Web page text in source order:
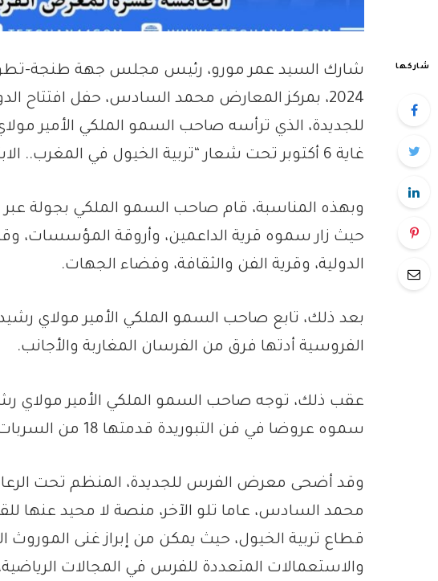
شاركها
2024، بمركز المعارض محمد السادس، حفل
للجديدة، الذي ترأسه صاحب السمو الملكي الأمير
غاية 6 أكتوبر تحت شعار “تربية الخيول في المغرب.. الابتكار والتحدي”
وبهذه المناسبة، قام صاحب السمو الملكي بجولة
حيث زار سموه قرية الداعمين، وأروقة المؤسسات،
الدولية، وقرية الفن والثقافة، وفضاء الجهات.
بعد ذلك، تابع صاحب السمو الملكي الأمير مولاي
الفروسية أدتها فرق من الفرسان المغاربة والأجانب.
عقب ذلك، توجه صاحب السمو الملكي الأمير مولاي
سموه عروضا في فن التبوريدة قدمتها 18 من السربات التي تمثل مختلف جهات المملكة.
وقد أضحى معرض الفرس للجديدة، المنظم تحت
محمد السادس، عاما تلو الآخر، منصة لا محيد عنها
قطاع تربية الخيول، حيث يمكن من إبراز غنى الموروث
والاستعمالات المتعددة للفرس في المجالات الرياضية،